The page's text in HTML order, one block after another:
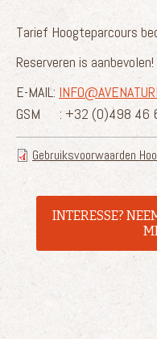
Tarief Hoogteparcours
Reserveren is aanbevolen!
E-MAIL:
GSM : +32 (0)498 46
Gebruiksvoorwaarden
INTERESSE?